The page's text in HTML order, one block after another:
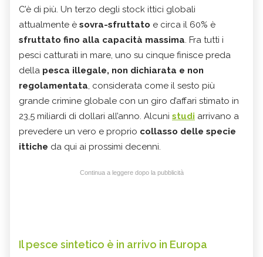
C’è di più. Un terzo degli stock ittici globali
attualmente è sovra-sfruttato e circa il 60% è
sfruttato fino alla capacità massima. Fra tutti i
pesci catturati in mare, uno su cinque finisce preda
della pesca illegale, non dichiarata e non
regolamentata, considerata come il sesto più
grande crimine globale con un giro d’affari stimato in
23,5 miliardi di dollari all’anno. Alcuni studi arrivano a
prevedere un vero e proprio collasso delle specie
ittiche da qui ai prossimi decenni.
Continua a leggere dopo la pubblicità
Il pesce sintetico è in arrivo in Europa